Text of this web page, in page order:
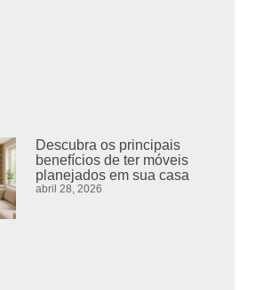
Descubra os principais
benefícios de ter móveis
planejados em sua casa
abril 28, 2026